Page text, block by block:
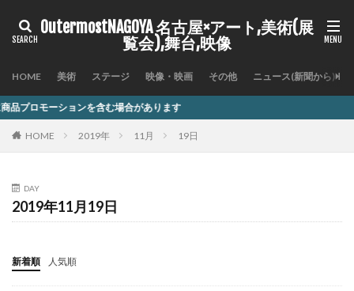
OutermostNAGOYA 名古屋×アート,美術(展
覧会),舞台,映像
HOME 美術 ステージ 映像・映画 その他 ニュース(新聞から)
含む場合があります
HOME 2019年 11月 19日
DAY
2019年11月19日
新着順 人気順